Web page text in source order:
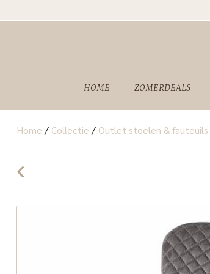
HOME ZOMERDEALS
Home / Collectie / Outlet stoelen & fauteuils